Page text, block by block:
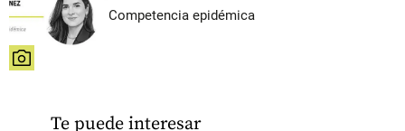
Competencia epidémica
share
Te puede interesar